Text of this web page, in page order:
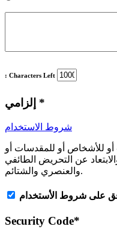
: Characters Left
*
شروط الاستخدام
أو للأشخاص أو للمقدسات أو
عن التحريض الطائفي
والعنصري والشتائم.
على شروط الأستخدام
Security Code*